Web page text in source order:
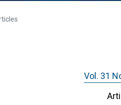
Vol. 31